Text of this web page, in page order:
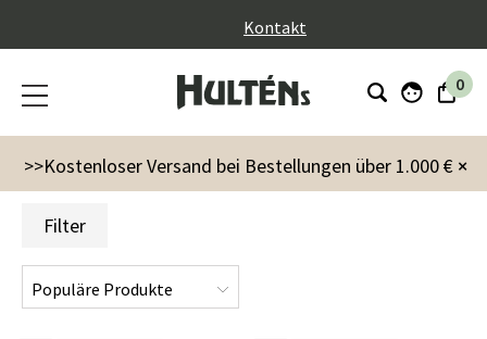
Kontakt
0
×
>>Kostenloser Versand bei Bestellungen über 1.000 €
Markenzeichen Cane-line Cane-Line Lagerware
Filter